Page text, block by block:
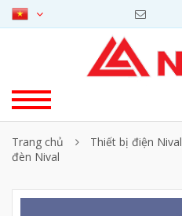
Trang chủ Thiết bị điện Nival
đèn Nival